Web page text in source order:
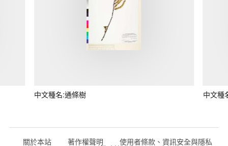
中文種名:通條樹 中文種
關於本站 著作權聲明 使用者條款、資訊安全與隱私